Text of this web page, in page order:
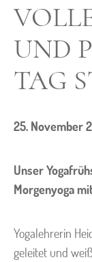
UND
TAG
25. November
Unser
Morgenyoga
Yogalehrerin
geleitet und